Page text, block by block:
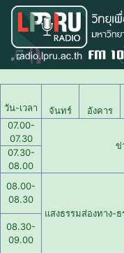
วัน-เวลา จันทร์ อังคาร
07.00-
07.30
ข่
07.30-
08.00
08.00-
08.30
แสงธรรมส่องทาง-
08.30-
09.00